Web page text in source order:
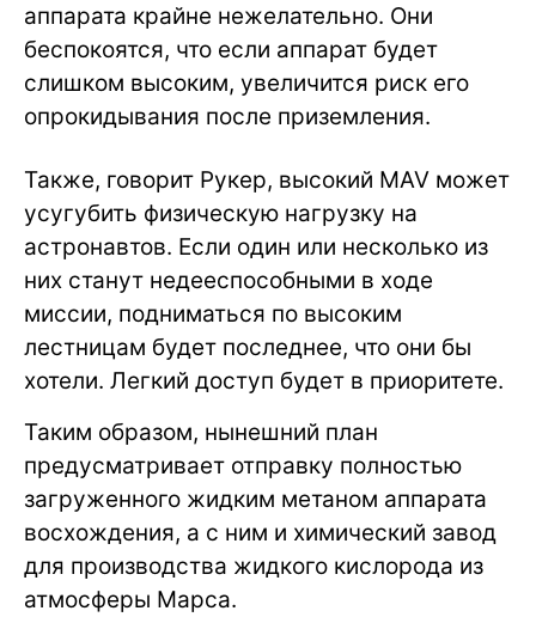
аппарата крайне нежелательно. Они
беспокоятся, что если аппарат будет
слишком высоким, увеличится риск его
опрокидывания после приземления.
Также, говорит Рукер, высокий MAV может
усугубить физическую нагрузку на
астронавтов. Если один или несколько из
них станут недееспособными в ходе
миссии, подниматься по высоким
лестницам будет последнее, что они бы
хотели. Легкий доступ будет в приоритете.
Таким образом, нынешний план
предусматривает отправку полностью
загруженного жидким метаном аппарата
восхождения, а с ним и химический завод
для производства жидкого кислорода из
атмосферы Марса.